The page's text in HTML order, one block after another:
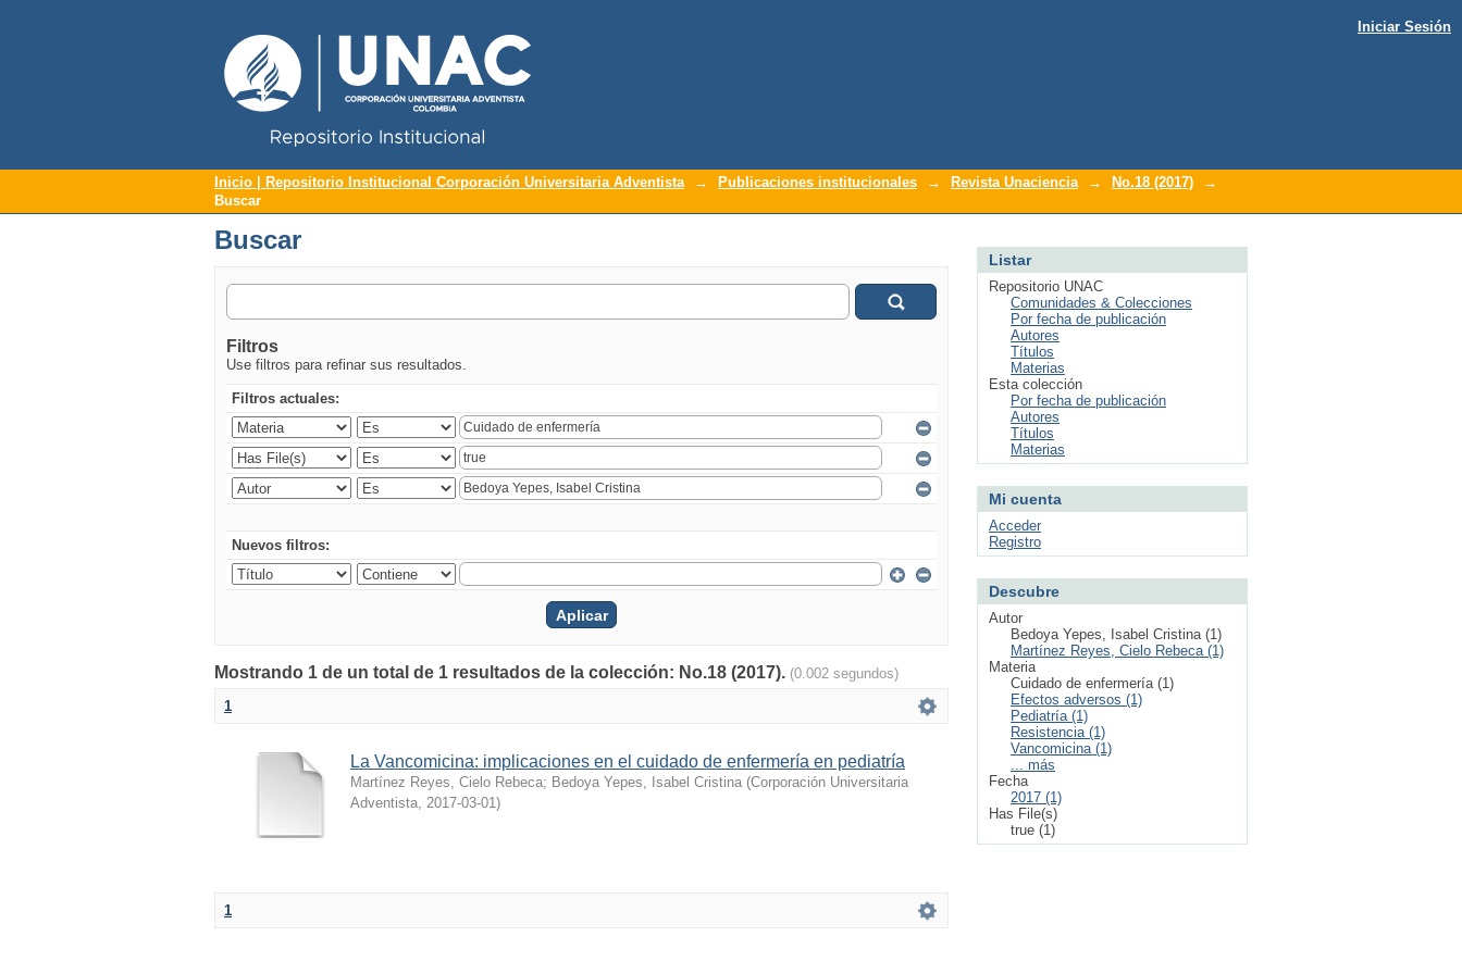
Buscar
Iniciar Sesión
Inicio | Repositorio Institucional Corporación Universitaria Adventista → Publicaciones institucionales → Revista Unaciencia → No.18 (2017)
→
Buscar
Buscar
Filtros
Use filtros para refinar sus resultados.
Filtros actuales:
Nuevos filtros:
Mostrando 1 de un total de 1 resultados de la colección: No.18 (2017). (0.002 segundos)
1
La Vancomicina: implicaciones en el cuidado de enfermería en pediatría
Martínez Reyes, Cielo Rebeca; Bedoya Yepes, Isabel Cristina (Corporación Universitaria
Adventista, 2017-03-01)
1
Listar
Repositorio UNAC
Comunidades & Colecciones
Por fecha de publicación
Autores
Títulos
Materias
Esta colección
Por fecha de publicación
Autores
Títulos
Materias
Mi cuenta
Acceder
Registro
Descubre
Autor
Bedoya Yepes, Isabel Cristina (1)
Martínez Reyes, Cielo Rebeca (1)
Materia
Cuidado de enfermería (1)
Efectos adversos (1)
Pediatría (1)
Resistencia (1)
Vancomicina (1)
... más
Fecha
2017 (1)
Has File(s)
true (1)